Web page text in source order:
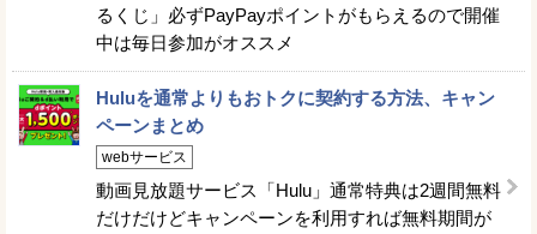
るくじ」必ずPayPayポイントがもらえるので開催
中は毎日参加がオススメ
Huluを通常よりもおトクに契約する方法、キャン
ペーンまとめ
webサービス
動画見放題サービス「Hulu」通常特典は2週間無料
だけだけどキャンペーンを利用すれば無料期間が